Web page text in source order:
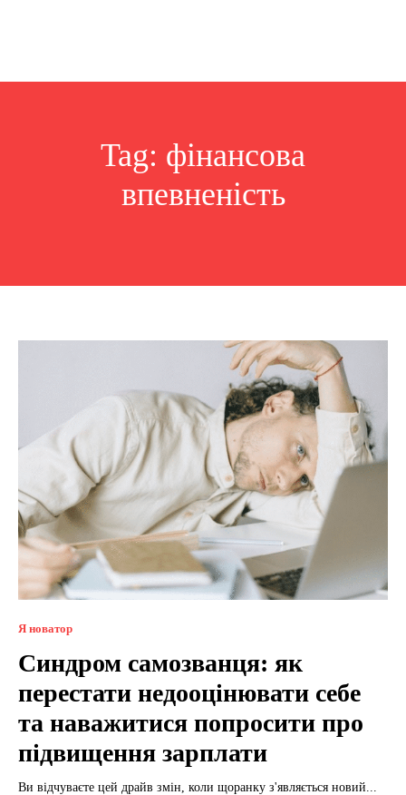
Tag: фінансова
впевненість
Я новатор
Синдром самозванця: як
перестати недооцінювати себе
та наважитися попросити про
підвищення зарплати
Ви відчуваєте цей драйв змін, коли щоранку з'являється новий...